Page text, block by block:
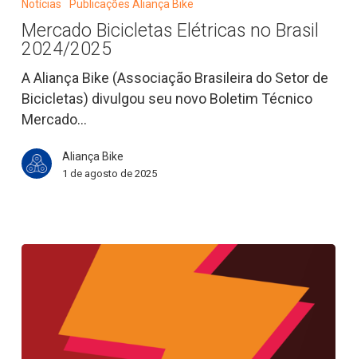
2024/2025
Notícias
Publicações Aliança Bike
Mercado Bicicletas Elétricas no Brasil
2024/2025
A Aliança Bike (Associação Brasileira do Setor de
Bicicletas) divulgou seu novo Boletim Técnico
Mercado…
Aliança Bike
1 de agosto de 2025